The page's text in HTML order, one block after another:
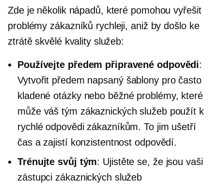
Zde je několik nápadů, které pomohou vyřešit
problémy zákazníků rychleji, aniž by došlo ke
ztrátě skvělé kvality služeb:
Používejte předem připravené odpovědi:
Vytvořit předem napsanýšablony pro často
kladené otázky nebo běžné problémy, které
může váš tým zákaznických služeb použít k
rychlé odpovědi zákazníkům. To jim ušetří
čas a zajistí konzistentnost odpovědí.
Trénujte svůj tým: Ujistěte se, že jsou vaši
zástupci zákaznických služeb